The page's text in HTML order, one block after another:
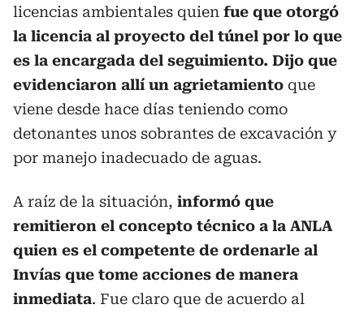
licencias ambientales quien fue que otorgó
la licencia al proyecto del túnel por lo que
es la encargada del seguimiento. Dijo que
evidenciaron allí un agrietamiento que
viene desde hace días teniendo como
detonantes unos sobrantes de excavación y
por manejo inadecuado de aguas.
A raíz de la situación, informó que
remitieron el concepto técnico a la ANLA
quien es el competente de ordenarle al
Invías que tome acciones de manera
inmediata. Fue claro que de acuerdo al